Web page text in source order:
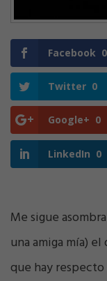
Facebook 0
Twitter 0
Google+ 0
LinkedIn 0
Me sigue
una amiga mía)
que hay